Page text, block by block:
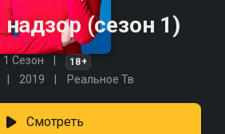
(сезон 1)
1 Сезон 18+
2019 Реальное Тв
Смотреть